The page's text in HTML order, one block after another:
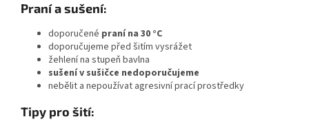
Praní a sušení:
doporučené praní na 30 °C
doporučujeme před šitím vysrážet
žehlení na stupeň bavlna
sušení v sušičce nedoporučujeme
nebělit a nepoužívat agresivní prací prostředky
Tipy pro šití: